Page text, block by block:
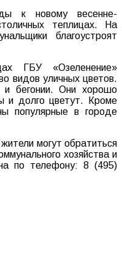
к новому весенне-
теплицах. На
благоустроят
ГБУ «Озеленение»
видов уличных цветов.
бегонии. Они хорошо
и долго цветут. Кроме
популярные в городе
могут обратиться
хозяйства и
по телефону: 8 (495)